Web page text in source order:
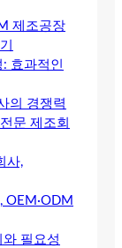
제조공장
효과적인
의 경쟁력
문 제조회
사,
OEM·ODM
필요성